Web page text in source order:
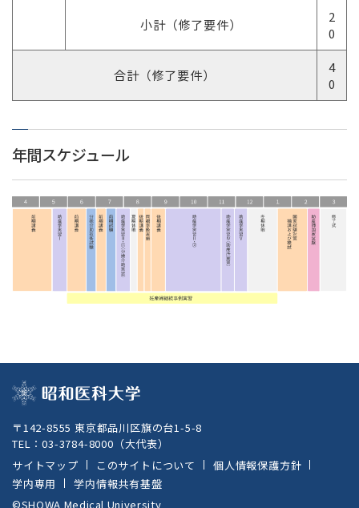
小計（修了要件）
2
0
合計（修了要件）
4
0
年間スケジュール
〒142-8555 東京都品川区旗の台1-5-8
TEL：03-3784-8000 （大代表）
サイトマップ
このサイトについて
個人情報保護方針
学内専用
学内情報共有基盤
©SHOWA Medical University